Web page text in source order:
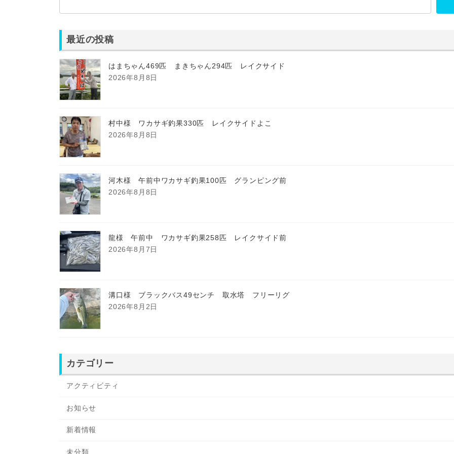
最近の投稿
はまちゃん469匹 まきちゃん294匹 レイクサイド
2026年8月8日
村中様 ワカサギ釣果330匹 レイクサイドよこ
2026年8月8日
河木様 午前中ワカサギ釣果100匹 グランピング前
2026年8月8日
龍様 午前中 ワカサギ釣果258匹 レイクサイド前
2026年8月7日
溝口様 ブラックバス49センチ 取水塔 フリーリグ
2026年8月2日
カテゴリー
アクティビティ
お知らせ
新着情報
未分類